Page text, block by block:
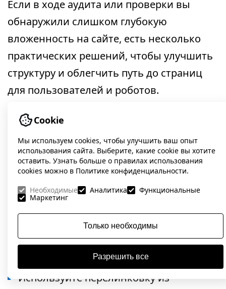
Если в ходе аудита или проверки вы
обнаружили слишком глубокую
вложенность на сайте, есть несколько
практических решений, чтобы улучшить
структуру и облегчить путь до страниц
для пользователей и роботов.
Перелинковка для снижения
вложенности
Один из самых эффективных способов —
перелинковка, которая задаёт
дополнительные пути перехода к глубоко
вложенным страницам. Рекомендации:
Добавьте ссылки изглавной
на важные разделы;
Используйте перелинковку из
Cookie
Мы используем cookies, чтобы улучшить ваш опыт
использования сайта. Выберите, какие cookie вы хотите
оставить. Узнать больше о правилах использования
cookies можно в Политике конфиденциальности.
Необходимые
Аналитика Функциональные
Маркетинг
Только необходимы
Разрешить все